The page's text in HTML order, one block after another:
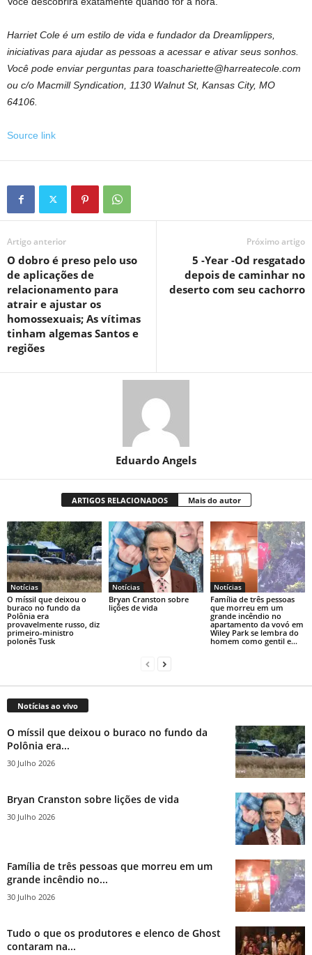
Harriet Cole é um estilo de vida e fundador da Dreamlippers,
iniciativas para ajudar as pessoas a acessar e ativar seus sonhos.
Você pode enviar perguntas para toaschariette@harreatecole.com
ou c/o Macmill Syndication, 1130 Walnut St, Kansas City, MO
64106.
Source link
Artigo anterior
O dobro é preso pelo uso
de aplicações de
relacionamento para
atrair e ajustar os
homossexuais; As vítimas
tinham algemas Santos e
regiões
Próximo artigo
5 -Year -Od resgatado
depois de caminhar no
deserto com seu cachorro
Eduardo Angels
ARTIGOS RELACIONADOS Mais do autor
Notícias
O míssil que deixou o
buraco no fundo da
Polônia era
provavelmente russo, diz
primeiro-ministro
polonês Tusk
Notícias
Bryan Cranston sobre
lições de vida
Notícias
Família de três pessoas
que morreu em um
grande incêndio no
apartamento da vovó em
Wiley Park se lembra do
homem como gentil e...
Notícias ao vivo
O míssil que deixou o buraco no fundo da
Polônia era...
30 Julho 2026
Bryan Cranston sobre lições de vida
30 Julho 2026
Família de três pessoas que morreu em um
grande incêndio no...
30 Julho 2026
Tudo o que os produtores e elenco de Ghost
contaram na...